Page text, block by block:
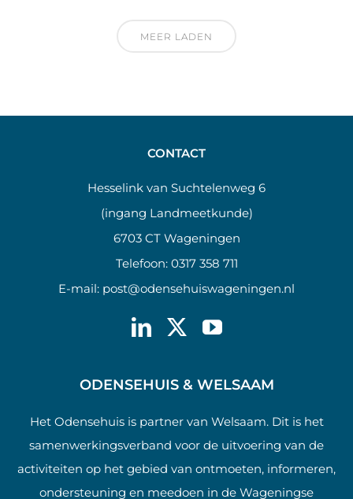
MEER LADEN
CONTACT
Hesselink van Suchtelenweg 6
(ingang Landmeetkunde)
6703 CT Wageningen
Telefoon: 0317 358 711
E-mail: post@odensehuiswageningen.nl
ODENSEHUIS & WELSAAM
Het Odensehuis is partner van Welsaam. Dit is het
samenwerkingsverband voor de uitvoering van de
activiteiten op het gebied van ontmoeten, informeren,
ondersteuning en meedoen in de Wageningse